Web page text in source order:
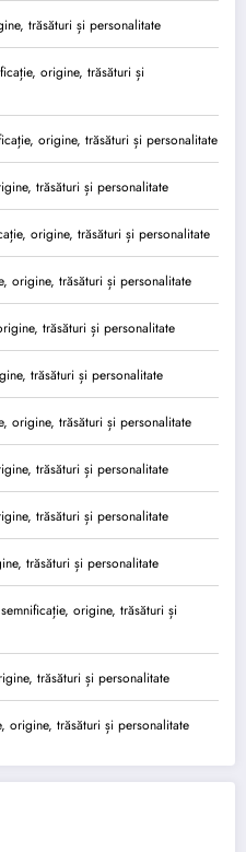
trăsături și personalitate
origine, trăsături și
origine, trăsături și personalitate
trăsături și personalitate
origine, trăsături și personalitate
origine, trăsături și personalitate
trăsături și personalitate
trăsături și personalitate
origine, trăsături și personalitate
trăsături și personalitate
trăsături și personalitate
trăsături și personalitate
origine, trăsături și
trăsături și personalitate
origine, trăsături și personalitate